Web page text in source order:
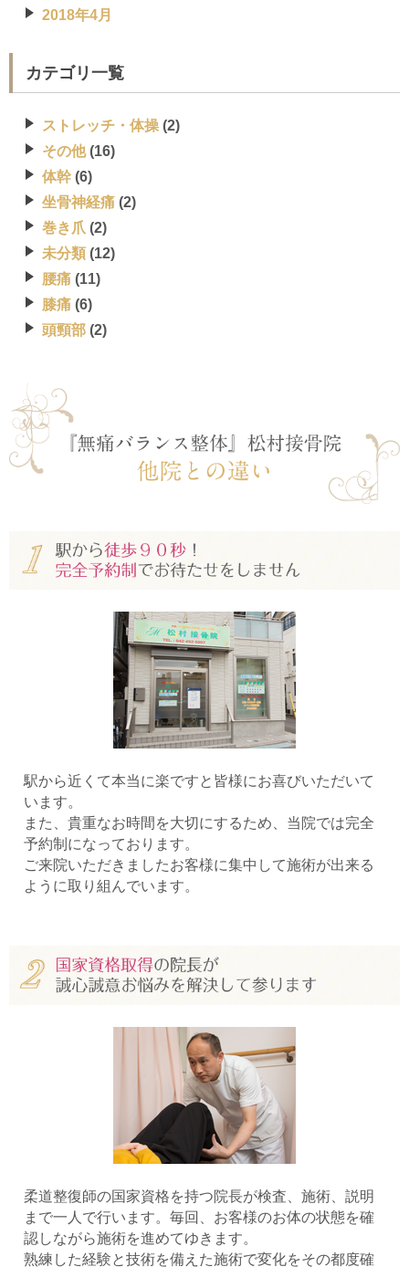
2018年4月
カテゴリ一覧
ストレッチ・体操 (2)
その他(16)
体幹 (6)
坐骨神経痛 (2)
巻き爪 (2)
未分類 (12)
腰痛 (11)
膝痛 (6)
頭頸部 (2)
駅から近くて本当に楽ですと皆様にお喜びいただいて
います。
また、貴重なお時間を大切にするため、当院では完全
予約制になっております。
ご来院いただきましたお客様に集中して施術が出来る
ように取り組んでいます。
柔道整復師の国家資格を持つ院長が検査、施術、説明
まで一人で行います。毎回、お客様のお体の状態を確
認しながら施術を進めてゆきます。
熟練した経験と技術を備えた施術で変化をその都度確